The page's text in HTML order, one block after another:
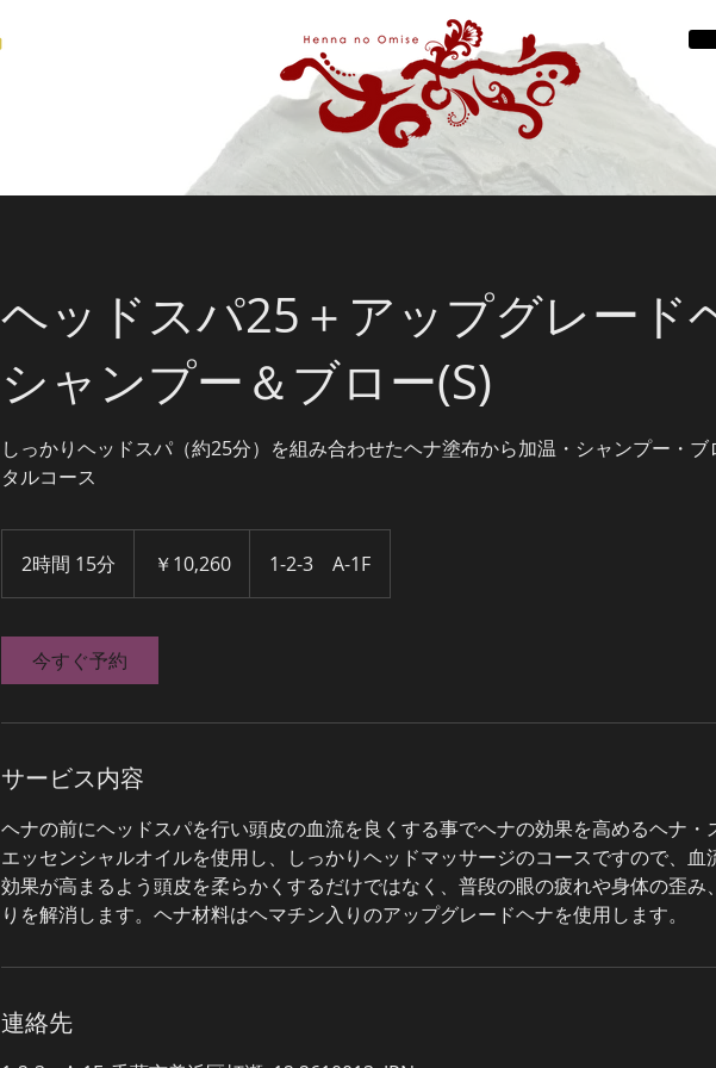
ヘッドスパ25＋アップグレード
シャンプー＆ブロー(S)
しっかりヘッドスパ（約25分）を組み合わせたヘナ塗布から加温・シャンプー・ブ
タルコース
2時間 15分
時
1
5
￥10,260 1-2-3 A-1F
今すぐ予約
サービス内容
ヘナの前にヘッドスパを行い頭皮の血流を良くする事でヘナの効果を高めるヘナ・
エッセンシャルオイルを使用し、しっかりヘッドマッサージのコースですので、血
効果が高まるよう頭皮を柔らかくするだけではなく、普段の眼の疲れや身体の歪み
りを解消します。ヘナ材料はヘマチン入りのアップグレードヘナを使用します。
連絡先